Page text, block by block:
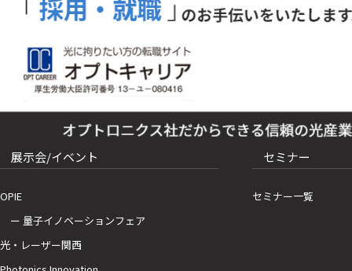
展示会/イベント
OPIE
ー 量子イノベーションフェア
光・レーザー関西
セミナー
セミナー一覧